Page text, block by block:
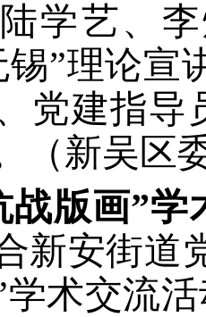
学艺、
锡”理论宣
党建指导
（新吴区
战版画”
新安街道
学术交流